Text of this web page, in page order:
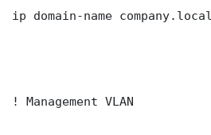
ip domain-name company.local
! Management VLAN